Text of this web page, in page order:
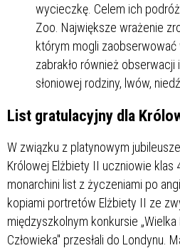
wycieczkę. Celem ich
Zoo. Największe wrażenie
którym mogli
zabrakło również
słoniowej rodziny, lwów,
List gratulacyjny dla
W związku z platynowym
Królowej Elżbiety II uczniowie klas
monarchini list z życzeniami po
kopiami portretów Elżbiety II ze
międzyszkolnym konkursie
Człowieka" przesłali do Londynu.